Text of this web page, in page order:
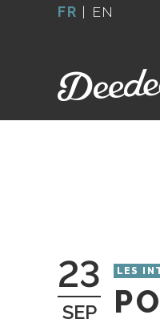
FR | EN
23
SEP
LES